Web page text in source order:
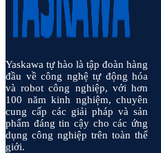
Yaskawa tự hào là tập đoàn hàng
đầu về công nghệ tự động hóa
và robot công nghiệp, với hơn
100 năm kinh nghiệm, chuyên
cung cấp các giải pháp và sản
phẩm đáng tin cậy cho các ứng
dụng công nghiệp trên toàn thế
giới.